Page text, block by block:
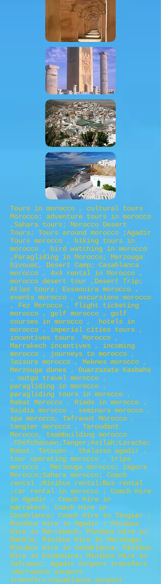
Tours in morocco , cultural tours
Morocco; adventure tours in morocco
,Sahara tours; Morocco Desert
Tours; Tours around morocco ;Agadir
Tours morocco , biking tours in
morocco , bird watching in morocco
,Paragliding in Morocco; Merzouga
bivouac, Desert Camp; Casablanca
morocco , 4x4 rental in Morocco ,
morocco desert tour ,Desert Trip;
Atlas tours; Essaouira morocco ,
events morocco , excursions morocco
, Fez Morocco , flight ticketing
morocco , golf morocco , golf
courses in morocco , hotels in
morocco , imperial cities tours ,
incentives tours Morocco ,
Marrakech incentives , incoming
morocco , journeys to morocco ,
leisure morocco , Meknes morocco ,
Merzouga dunes , Ouarzazate Kasbahs
, outgo travel morocco ,
paragliding in morocco ,
paragliding tours in morocco ,
Rabat Morocco , Riads in morocco ,
Saidia morocco , seminars morocco ,
spa morocco, Tafraout Morocco ,
tangier morocco , Taroudant
Morocco, teambuilding morocco
,Chefchaouen;Tanger;Asilah;Larache;
Rabat; Tetouan , thalasso agadir ,
tour operating morocco , trips
morocco , Merzouga morocco; zagora
Morocco;Sahara morocco; Coach
rental ;Minibus rental;Bus rental
;car rental in morocco ; Coach Hire
in Agadir ; Coach Hire in
marrakech; Coach Hire in
Casablanca; Coach Hire in Tangier ;
Minibus Hire in Agadir ; Minibus
Hire in Marrakech; Minibus Hire in
Dakhla; Minibus Hire in Merzouga;
Minibus Hire in Casablanca; Minibus
Hire in Essaouira; Minibus Hire in
Tafraout; Agadir Airport transfers
;Marrakech airport
transfers;Casablanca airport